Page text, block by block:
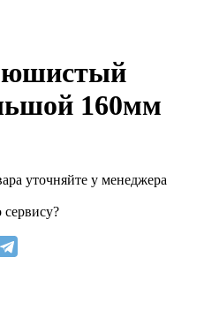
160мм
уточняйте у менеджера
сервису?